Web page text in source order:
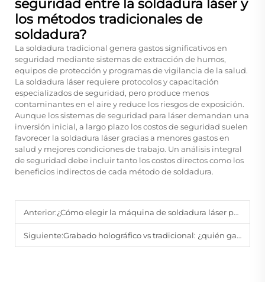
seguridad entre la soldadura láser y
los métodos tradicionales de
soldadura?
La soldadura tradicional genera gastos significativos en
seguridad mediante sistemas de extracción de humos,
equipos de protección y programas de vigilancia de la salud.
La soldadura láser requiere protocolos y capacitación
especializados de seguridad, pero produce menos
contaminantes en el aire y reduce los riesgos de exposición.
Aunque los sistemas de seguridad para láser demandan una
inversión inicial, a largo plazo los costos de seguridad suelen
favorecer la soldadura láser gracias a menores gastos en
salud y mejores condiciones de trabajo. Un análisis integral
de seguridad debe incluir tanto los costos directos como los
beneficios indirectos de cada método de soldadura.
Anterior:¿Cómo elegir la máquina de soldadura láser portátil correcta para tu negocio?
Siguiente:Grabado holográfico vs tradicional: ¿quién gana?